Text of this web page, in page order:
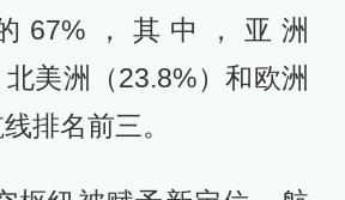
67%，其中，亚洲
北美洲（23.8%）和欧洲
排名前三。